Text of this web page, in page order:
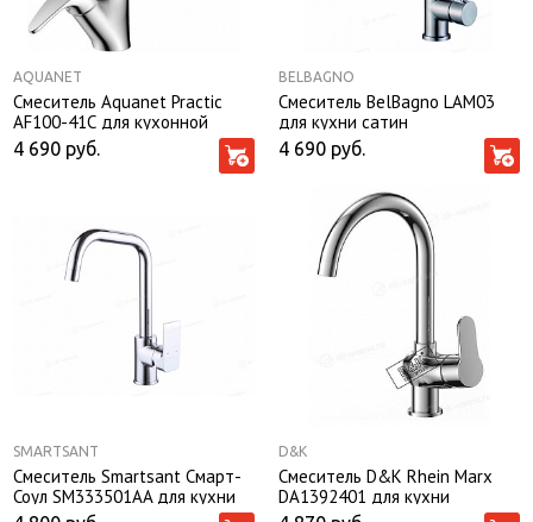
AQUANET
Смеситель Aquanet Practic
AF100-41С для кухонной
мойки
4 690 руб.
BELBAGNO
Смеситель BelBagno LAM03
для кухни сатин
4 690 руб.
SMARTSANT
Смеситель Smartsant Смарт-
Соул SM333501AA для кухни
D&K
Смеситель D&K Rhein Marx
DA1392401 для кухни